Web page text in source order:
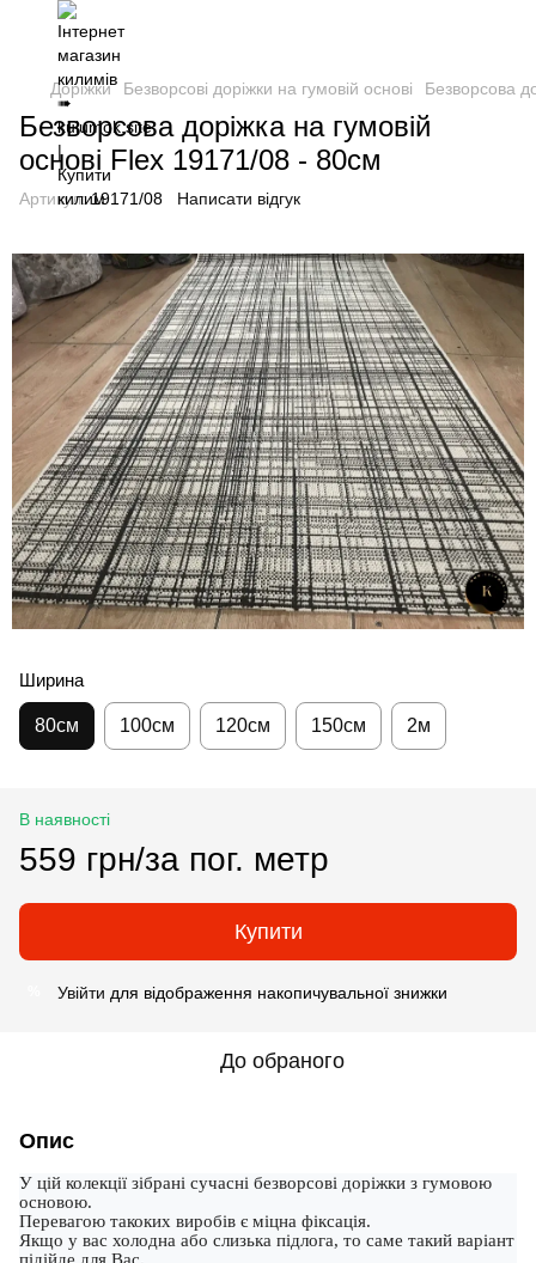
Доріжки Безворсові доріжки на гумовій основі Безворсова
Безворсова доріжка на гумовій
основі Flex 19171/08 - 80см
Артикул:19171/08 Написати відгук
Ширина
80см 100см 120см 150см 2м
В наявності
559 грн/за пог. метр
Купити
Увійти для відображення накопичувальної знижки
До обраного
Опис
У цій колекції зібрані сучасні безворсові доріжки з гумовою
основою.
Перевагою такоких виробів є міцна фіксація.
Якщо у вас холодна або слизька підлога, то саме такий варіант
підійде для Вас.